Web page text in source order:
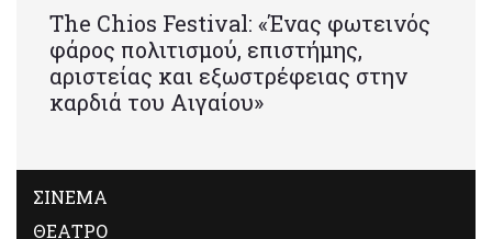
Τhe Chios Festival: «Ένας φωτεινός
φάρος πολιτισμού, επιστήμης,
αριστείας και εξωστρέφειας στην
καρδιά του Αιγαίου»
ΣΙΝΕΜΑ
ΘΕΑΤΡΟ